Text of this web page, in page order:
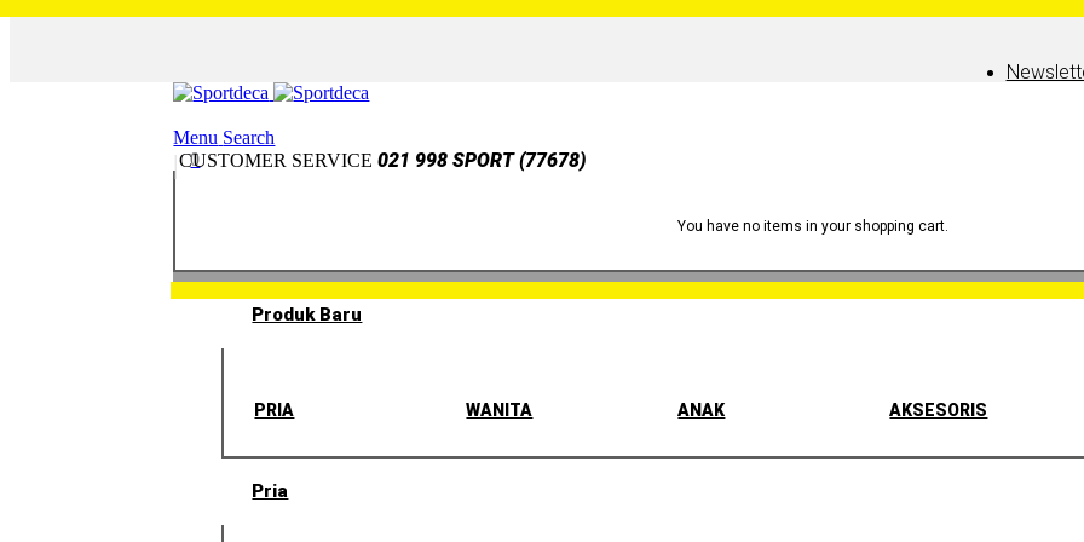
CUSTOMER SERVICE021 998 SPORT (77678)
Menu Search
0
You have no items in your shopping cart.
Produk Baru
PRIA WANITA ANAK AKSESORIS
Pria